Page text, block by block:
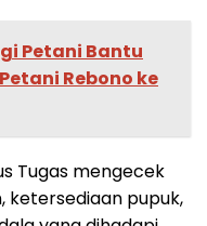
Petani Bantu
Rebono ke
Tugas mengecek
ketersediaan pupuk,